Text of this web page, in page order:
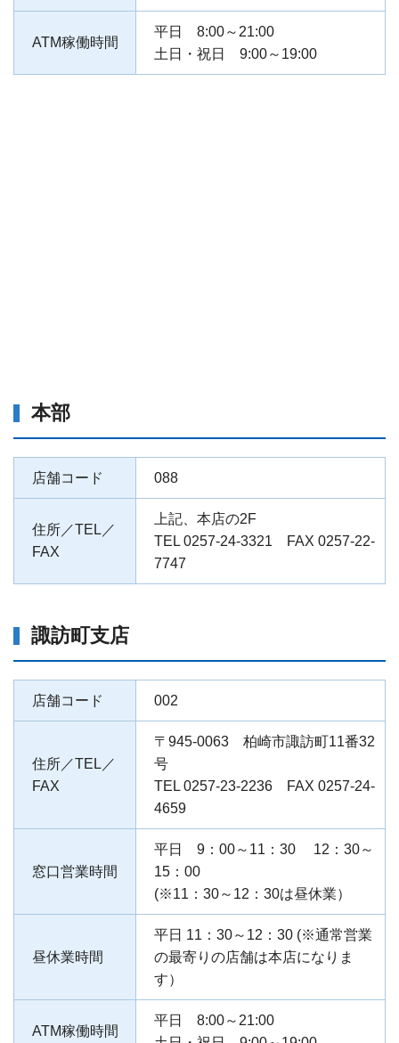
各種手数料
ATM稼働時間
平日 8:00～21:00
土日・祝日 9:00～19:00
本部
店舗コード 088
住所／TEL／
FAX
上記、本店の2F
TEL 0257-24-3321 FAX 0257-22-
7747
諏訪町支店
店舗コード 002
住所／TEL／
FAX
〒945-0063 柏崎市諏訪町11番32
号
TEL 0257-23-2236 FAX 0257-24-
4659
窓口営業時間
平日 9：00～11：30 12：30～
15：00
(※11：30～12：30は昼休業）
昼休業時間
平日 11：30～12：30 (※通常営業
の最寄りの店舗は本店になりま
す）
ATM稼働時間
平日 8:00～21:00